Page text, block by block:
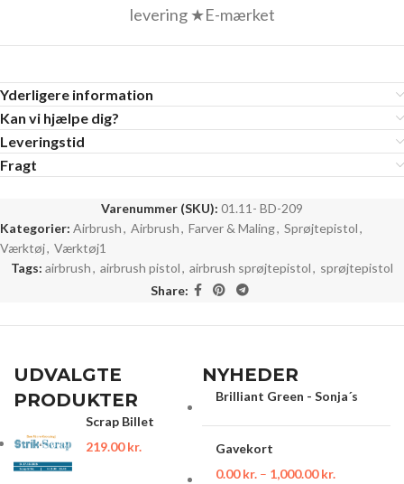
levering ★E-mærket
Yderligere information
Kan vi hjælpe dig?
Leveringstid
Fragt
Varenummer (SKU): 01.11- BD-209
Kategorier: Airbrush, Airbrush, Farver & Maling, Sprøjtepistol,
Værktøj, Værktøj1
Tags: airbrush, airbrush pistol, airbrush sprøjtepistol, sprøjtepistol
Share:
UDVALGTE
PRODUKTER
Scrap Billet
219.00kr.
NYHEDER
Brilliant Green - Sonja´s
Gavekort
0.00kr. – 1,000.00kr.